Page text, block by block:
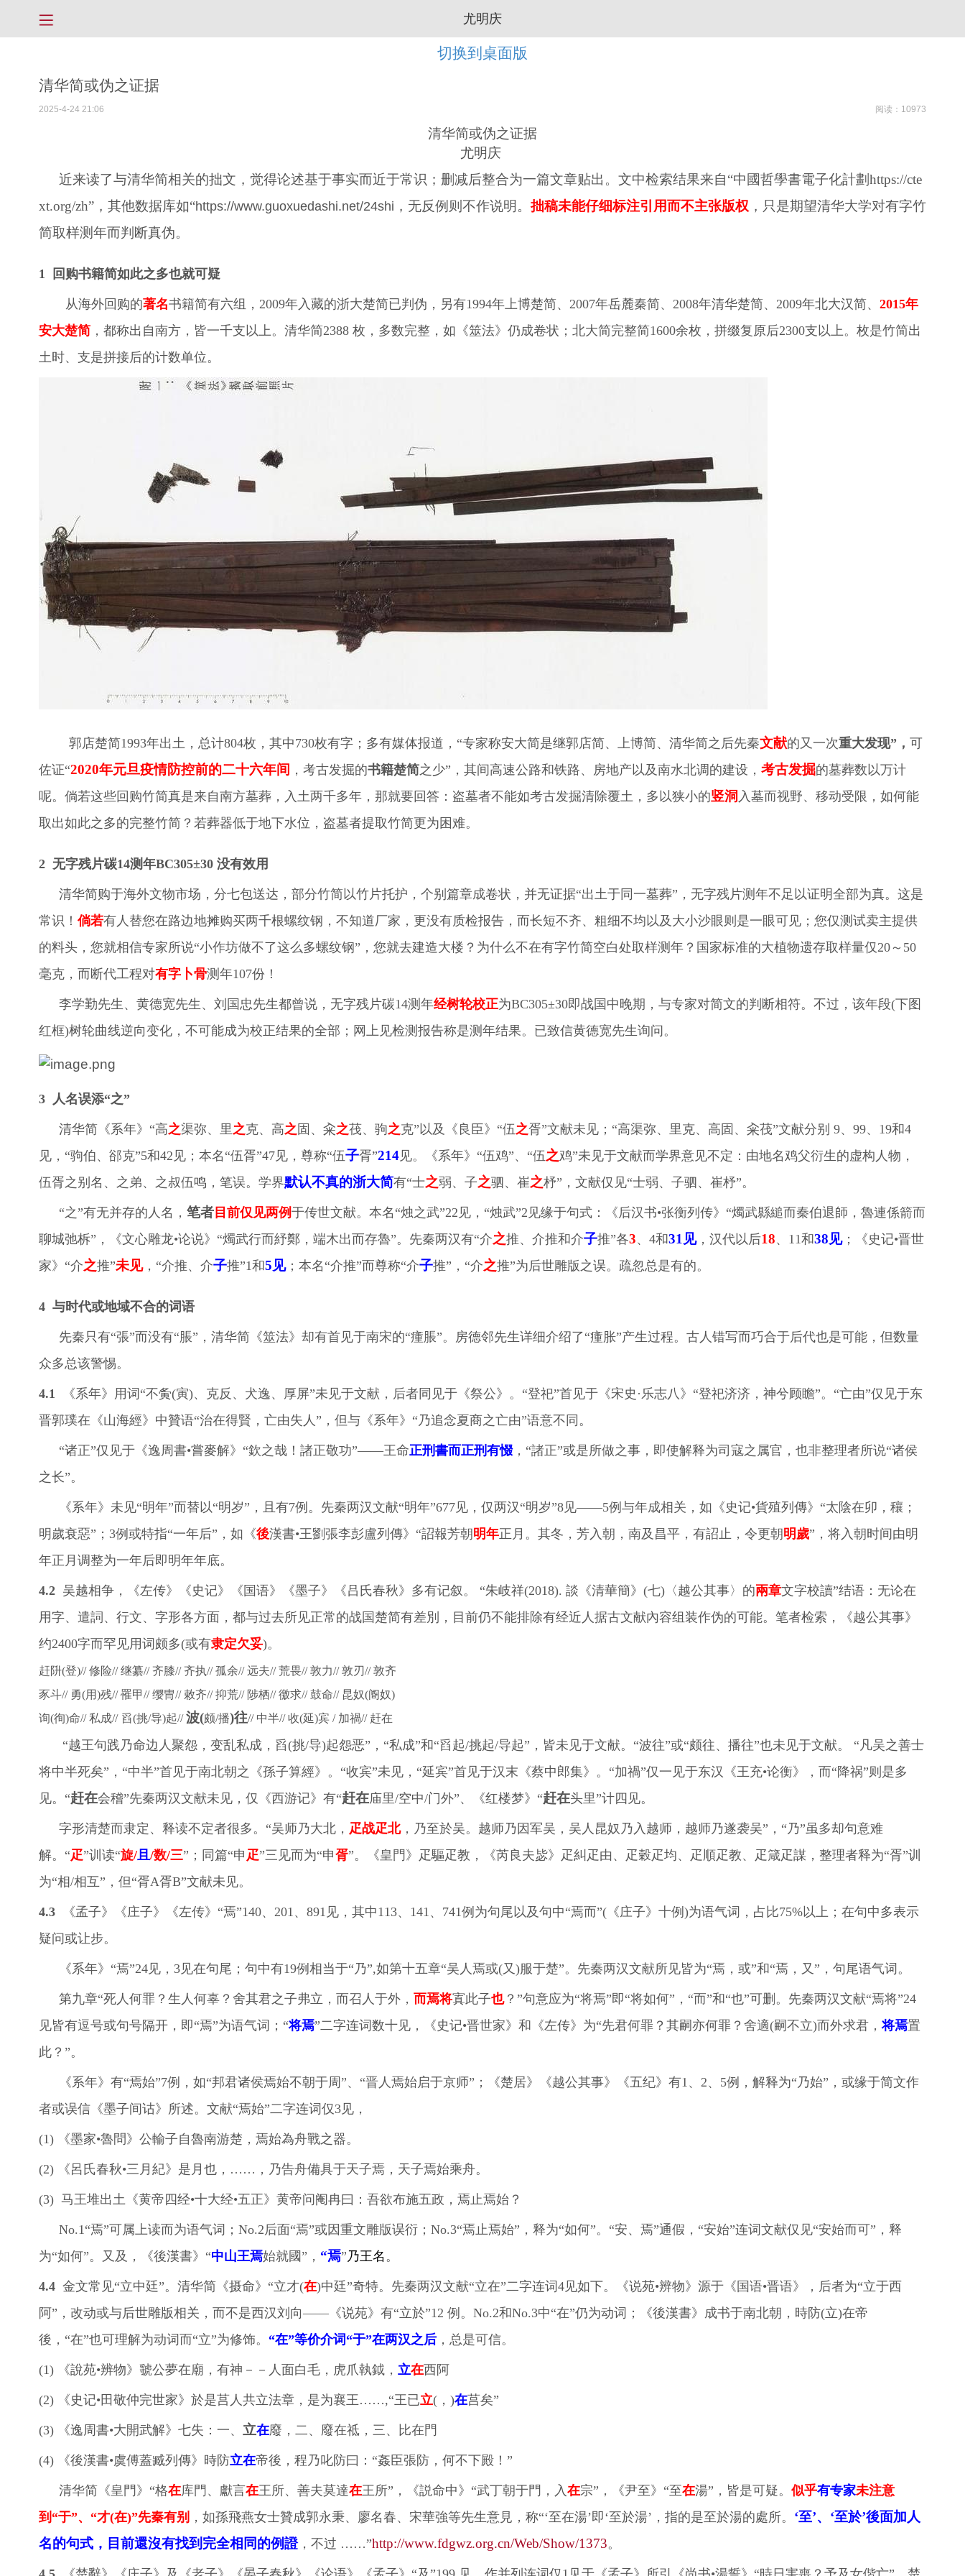
尤明庆
切换到桌面版
清华简或伪之证据
2025-4-24 21:06 阅读：10973
清华简或伪之证据
尤明庆
近来读了与清华简相关的拙文，觉得论述基于事实而近于常识；删减后整合为一篇文章贴出。文中检索结果来自“中國哲學書電子化計劃https://cte
xt.org/zh”，其他数据库如“https://www.guoxuedashi.net/24shi ，无反例则不作说明。 拙稿未能仔细标注引用而不主张版权 ，只是期望清华大学对有字竹
简取样测年而判断真伪。
1 回购书籍简如此之多也就可疑
从海外回购的著名书籍简有六组，2009年入藏的浙大楚简已判伪，另有1994年上博楚简、2007年岳麓秦简、2008年清华楚简、2009年北大汉简、2015年
安大楚简，都称出自南方，皆一千支以上。清华简2388 枚，多数完整，如《筮法》仍成卷状；北大简完整简1600余枚，拼缀复原后2300支以上。枚是竹简出
土时、支是拼接后的计数单位。
郭店楚简1993年出土，总计804枚，其中730枚有字；多有媒体报道，“专家称安大简是继郭店简、上博简、清华简之后先秦文献的又一次重大发现”，可
佐证“2020年元旦疫情防控前的二十六年间 ，考古发掘的书籍楚简之少”，其间高速公路和铁路、房地产以及南水北调的建设， 考古发掘的墓葬数以万计
呢。倘若这些回购竹简真是来自南方墓葬，入土两千多年，那就要回答：盗墓者不能如考古发掘清除覆土，多以狭小的竖洞 入墓而视野、移动受限，如何能
取出如此之多的完整竹简？若葬器低于地下水位，盗墓者提取竹简更为困难。
2 无字残片碳14测年BC305±30 没有效用
清华简购于海外文物市场，分七包送达，部分竹简以竹片托护，个别篇章成卷状，并无证据“出土于同一墓葬”，无字残片测年不足以证明全部为真。这是
常识！ 倘若有人替您在路边地摊购买两千根螺纹钢，不知道厂家，更没有质检报告，而长短不齐、粗细不均以及大小沙眼则是一眼可见；您仅测试卖主提供
的料头，您就相信专家所说“小作坊做不了这么多螺纹钢”，您就去建造大楼？为什么不在有字竹简空白处取样测年？国家标准的大植物遗存取样量仅20～50
毫克，而断代工程对有字卜骨测年107份！
李学勤先生、黄德宽先生、刘国忠先生都曾说，无字残片碳14测年经树轮校正为BC305±30即战国中晚期，与专家对简文的判断相符。不过，该年段(下图
红框)树轮曲线逆向变化，不可能成为校正结果的全部；网上见检测报告称是测年结果。已致信黄德宽先生询问。
3 人名误添“之”
清华简《系年》“高之渠弥、里之克、高之固、籴之茷、驹之克”以及《良臣》“伍之胥”文献未见；“高渠弥、里克、高固、籴茷”文献分别 9、99、19和4
见，“驹伯、郤克”5和42见； 本名 “伍胥”47见，尊称“伍子胥”214见。《系年》“伍鸡”、“伍 之鸡”未见于文献而学界意见不定：由地名鸡父衍生的虚构人物，
伍胥之别名、之弟、之叔伍鸣，笔误。学界默认不真的浙大简有“士之弱、子之驷、崔之杼”，文献仅见“士弱、子驷、崔杼”。
“之”有无并存的人名， 笔者目前仅见两例于传世文献。 本名 “烛之武”22见，“烛武”2见缘于句式：《后汉书•张衡列传》“燭武縣縋而秦伯退師，魯連係箭而
聊城弛柝”，《文心雕龙•论说》“燭武行而紓鄭，端木出而存魯”。先秦两汉有“介之推、介推和介子推”各3、4和31见，汉代以后18、11和38见；《史记•晋世
家》“介之推”未见，“介推、介子推”1和5见； 本名“介推”而尊称“介子推”，“介之推”为后世雕版之误。疏忽总是有的。
4 与时代或地域不合的词语
先秦只有“張”而没有“脹”，清华简《筮法》却有首见于南宋的“瘇脹”。房德邻先生详细介绍了“瘇胀”产生过程。古人错写而巧合于后代也是可能，但数量
众多总该警惕。
4.1
《系年》用词“不夤(寅)、克反、犬逸、厚屏”未见于文献，后者同见于《祭公》。“登祀”首见于《宋史·乐志八》“登祀济济，神兮顾瞻”。“亡由”仅见于东
晋郭璞在《山海經》中贊语“治在得賢，亡由失人”，但与《系年》“乃追念夏商之亡由”语意不同。
“诸正”仅见于《逸周書•嘗麥解》“欽之哉！諸正敬功”——王命正刑書而正刑有惙，“諸正”或是所做之事，即使解释为司寇之属官，也非整理者所说“诸侯
之长”。
《系年》未见“明年”而替以“明岁”，且有7例。先秦两汉文献“明年”677见，仅两汉“明岁”8见——5例与年成相关，如《史记•貨殖列傳》“太陰在卯，穰；
明歲衰惡”；3例或特指“一年后”，如《後漢書•王劉張李彭盧列傳》“詔報芳朝明年正月。其冬，芳入朝，南及昌平，有詔止，令更朝明歲”，将入朝时间由明
年正月调整为一年后即明年年底。
4.2吴越相争，《左传》《史记》《国语》《墨子》《吕氏春秋》多有记叙。 “朱岐祥(2018). 談《清華簡》(七)〈越公其事〉的兩章文字校讀”结语：无论在
用字、遣詞、行文、字形各方面，都与过去所见正常的战国楚简有差別，目前仍不能排除有经近人据古文献內容组装作伪的可能。笔者检索，《越公其事》
约2400字而罕见用词颇多(或有隶定欠妥)。
赶阩(登)// 修险// 继纂// 齐膝// 齐执// 孤余// 远夫// 荒畏// 敦力// 敦刃// 敦齐
豕斗// 勇(用)残// 罹甲// 缨冑// 敕齐// 抑荒// 陟栖// 徼求// 鼓命// 昆奴(阍奴)
询(徇)命// 私成// 舀(挑/导)起//波(颇/播)往// 中半// 收(延)宾 / 加禍// 赶在
“越王句践乃命边人聚怨，变乱私成，舀(挑/导)起怨恶”，“私成”和“舀起/挑起/导起”，皆未见于文献。“波往”或“颇往、播往”也未见于文献。 “凡吴之善士
将中半死矣”，“中半”首见于南北朝之《孫子算經》。“收宾”未见，“延宾”首见于汉末《蔡中郎集》。“加禍”仅一见于东汉《王充•论衡》，而“降祸”则是多
见。“赶在会稽”先秦两汉文献未见，仅《西游记》有“赶在庙里/空中/门外”、《红楼梦》“赶在头里”计四见。
字形清楚而隶定、释读不定者很多。“吴师乃大北， 疋战疋北，乃至於吴。越师乃因军吴，吴人昆奴乃入越师，越师乃遂袭吴”，“乃”虽多却句意难
解。“疋”训读“旋/且 /数/三”；同篇“申 疋”三见而为“申胥”。《皇門》疋驅疋教，《芮良夫毖》疋糾疋由、疋穀疋均、疋順疋教、疋箴疋謀，整理者释为“胥”训
为“相/相互”，但“胥A胥B”文献未见。
4.3《孟子》《庄子》《左传》“焉”140、201、891见，其中113、141、741例为句尾以及句中“焉而”(《庄子》十例)为语气词，占比75%以上；在句中多表示
疑问或让步。
《系年》“焉”24见，3见在句尾；句中有19例相当于“乃”,如第十五章“吴人焉或(又)服于楚”。先秦两汉文献所见皆为“焉，或”和“焉，又”，句尾语气词。
第九章“死人何罪？生人何辜？舍其君之子弗立，而召人于外， 而焉将寘此子也？”句意应为“将焉”即“将如何”，“而”和“也”可删。先秦两汉文献“焉将”24
见皆有逗号或句号隔开，即“焉”为语气词；“将焉”二字连词数十见，《史记•晋世家》和《左传》为“先君何罪？其嗣亦何罪？舍適(嗣不立)而外求君，将焉置
此？”。
《系年》有“焉始”7例，如“邦君诸侯焉始不朝于周”、“晋人焉始启于京师”；《楚居》《越公其事》《五纪》有1、2、5例，解释为“乃始”，或缘于简文作
者或误信《墨子间诂》所述。文献“焉始”二字连词仅3见，
(1) 《墨家•魯問》公輸子自魯南游楚，焉始為舟戰之器。
(2) 《呂氏春秋•三月紀》是月也，……，乃告舟備具于天子焉，天子焉始乘舟。
(3) 马王堆出土《黄帝四经•十大经•五正》黄帝问阉冉曰：吾欲布施五政，焉止焉始？
No.1“焉”可属 上读而为语气词；No.2后面“焉”或因重文雕版误衍；No.3“焉止焉始”，释为“如何”。“安、焉”通假，“安始”连词文献仅见“安始而可”，释
为“如何”。又及，《後漢書》“中山王焉始就國”， “焉”乃王名 。
4.4 金文常见“立中廷”。清华简《摄命》“立才(在)中廷”奇特。先秦两汉文献“立在”二字连词4见如下。《说苑•辨物》源于《国语•晋语》，后者为“立于西
阿”，改动或与后世雕版相关，而不是西汉刘向——《说苑》有“立於”12 例。No.2和No.3中“在”仍为动词；《後漢書》成书于南北朝，時防(立)在帝
後，“在”也可理解为动词而“立”为修饰。 “在”等价介词“于”在两汉之后，总是可信。
(1) 《說苑•辨物》虢公夢在廟，有神－－人面白毛，虎爪執鉞， 立在西阿
(2) 《史记•田敬仲完世家》於是莒人共立法章，是为襄王……,“王已立(，)在莒矣”
(3) 《逸周書•大開武解》七失：一、 立在廢，二、廢在祗，三、比在門
(4) 《後漢書•虞傅蓋臧列傳》時防立在帝後，程乃叱防曰：“姦臣張防，何不下殿！”
清华简《皇門》“格在库門、獻言在王所、善夫莫達在王所”，《説命中》“武丁朝于門，入 在宗”，《尹至》“至在湯”，皆是可疑。 似乎有专家未注意
到“于”、“才(在)”先秦有别 ，如孫飛燕女士贊成郭永秉、廖名春、宋華強等先生意見，称“‘至在湯’即‘至於湯’，指的是至於湯的處所。 ‘至’、‘至於’後面加人
名的句式，目前還沒有找到完全相同的例證，不过 ……”http://www.fdgwz.org.cn/Web/Show/1373。